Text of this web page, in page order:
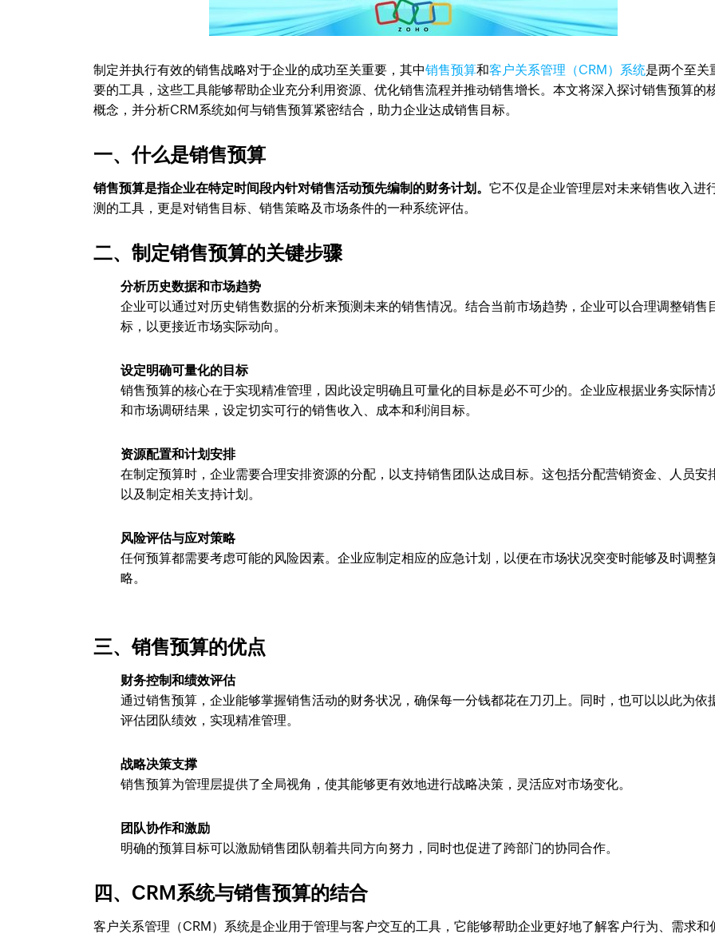
制定并执行有效的销售战略对于企业的成功至关重要，其中销售预算和客户关系管理（CRM）系统是两个至关
要的工具，这些工具能够帮助企业充分利用资源、优化销售流程并推动销售增长。本文将深入探讨销售预算的
概念，并分析CRM系统如何与销售预算紧密结合，助力企业达成销售目标。
一、什么是销售预算
销售预算是指企业在特定时间段内针对销售活动预先编制的财务计划。它不仅是企业管理层对未来销售收入进
测的工具，更是对销售目标、销售策略及市场条件的一种系统评估。
二、制定销售预算的关键步骤
分析历史数据和市场趋势
企业可以通过对历史销售数据的分析来预测未来的销售情况。结合当前市场趋势，企业可以合理调整销售
标，以更接近市场实际动向。
设定明确可量化的目标
销售预算的核心在于实现精准管理，因此设定明确且可量化的目标是必不可少的。企业应根据业务实际情
和市场调研结果，设定切实可行的销售收入、成本和利润目标。
资源配置和计划安排
在制定预算时，企业需要合理安排资源的分配，以支持销售团队达成目标。这包括分配营销资金、人员安
以及制定相关支持计划。
风险评估与应对策略
任何预算都需要考虑可能的风险因素。企业应制定相应的应急计划，以便在市场状况突变时能够及时调整
略。
三、销售预算的优点
财务控制和绩效评估
通过销售预算，企业能够掌握销售活动的财务状况，确保每一分钱都花在刀刃上。同时，也可以以此为依
评估团队绩效，实现精准管理。
战略决策支撑
销售预算为管理层提供了全局视角，使其能够更有效地进行战略决策，灵活应对市场变化。
团队协作和激励
明确的预算目标可以激励销售团队朝着共同方向努力，同时也促进了跨部门的协同合作。
四、CRM系统与销售预算的结合
客户关系管理（CRM）系统是企业用于管理与客户交互的工具，它能够帮助企业更好地了解客户行为、需求和